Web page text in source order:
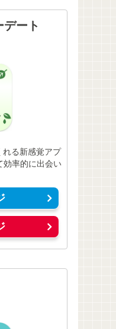
ート
れる新感覚アプ
効率的に出会い